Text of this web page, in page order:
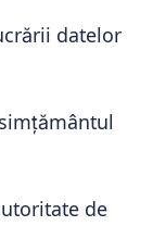
datelor
de